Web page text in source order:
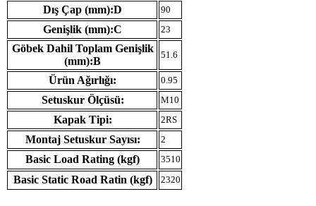
Dış Çap (mm):D 90
Genişlik (mm):C 23
Göbek Dahil Toplam Genişlik
(mm):B
51.6
Ürün Ağırlığı: 0.95
Setuskur Ölçüsü: M10
Kapak Tipi: 2RS
Montaj Setuskur Sayısı: 2
Basic Load Rating (kgf) 3510
Basic Static Road Ratin (kgf) 2320